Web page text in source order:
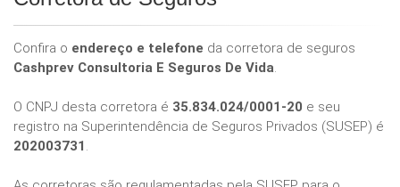
Confira o endereço e telefone da corretora de seguros
Cashprev Consultoria E Seguros De Vida.
O CNPJ desta corretora é 35.834.024/0001-20 e seu
registro na Superintendência de Seguros Privados (SUSEP) é
202003731 .